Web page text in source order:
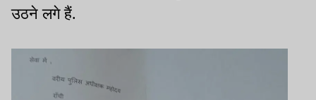
उठने लगे हैं.